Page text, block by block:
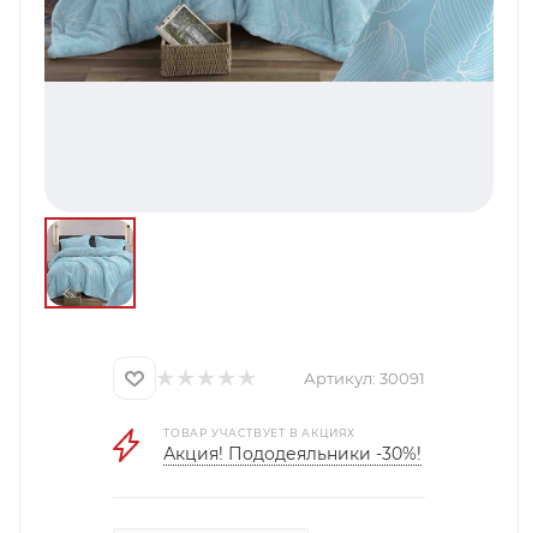
Артикул: 30091
ТОВАР УЧАСТВУЕТ В АКЦИЯХ
Акция! Пододеяльники -30%!